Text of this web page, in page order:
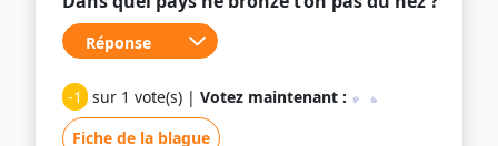
-1 sur 1 vote(s) | Votez maintenant :
Fiche de la blague